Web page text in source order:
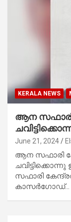
KERALA NEWS
ആന സഫാരി
June 21, 2024
ആന സഫാരി
സഫാരി
കാസര്‍ഗോഡ്…